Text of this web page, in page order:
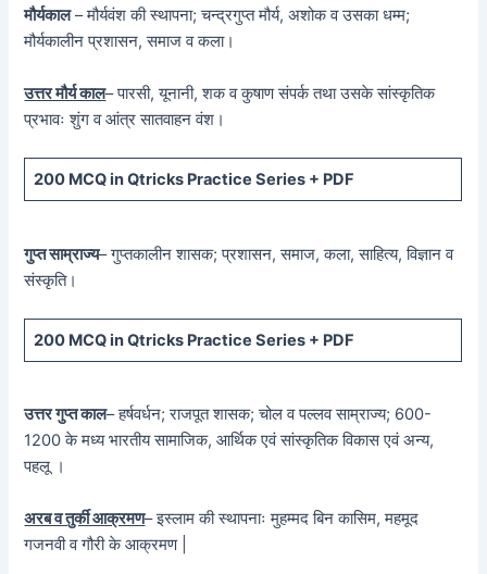
मौर्यकाल– मौर्यवंश की स्थापना; चन्द्रगुप्त मौर्य, अशोक व उसका धम्म;
मौर्यकालीन प्रशासन, समाज व कला।
उत्तर मौर्य काल– पारसी, यूनानी, शक व कुषाण संपर्क तथा उसके सांस्कृतिक
प्रभावः शुंग व आंत्र सातवाहन वंश।
200 MCQ in Qtricks Practice Series + PDF
गुप्त साम्राज्य– गुप्तकालीन शासक; प्रशासन, समाज, कला, साहित्य, विज्ञान व
संस्कृति।
200 MCQ in Qtricks Practice Series + PDF
उत्तर गुप्त काल– हर्षवर्धन; राजपूत शासक; चोल व पल्लव साम्राज्य; 600-
1200 के मध्य भारतीय सामाजिक, आर्थिक एवं सांस्कृतिक विकास एवं अन्य,
पहलू ।
अरब व तुर्की आक्रमण– इस्लाम की स्थापनाः मुहम्मद बिन कासिम, महमूद
गजनवी व गौरी के आक्रमण |